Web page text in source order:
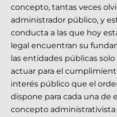
concepto, tantas veces
administrador público, y
conducta a las que hoy
legal encuentran su
las entidades públicas
actuar para el
interés público que el
dispone para cada una de
concepto